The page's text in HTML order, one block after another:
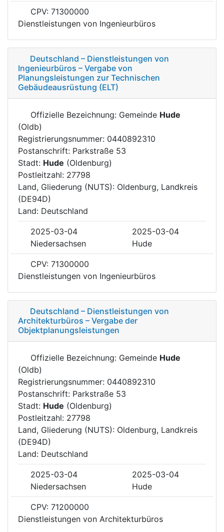
CPV: 71300000
Dienstleistungen von Ingenieurbüros
Deutschland – Dienstleistungen von
Ingenieurbüros – Vergabe von
Planungsleistungen zur Technischen
Gebäudeausrüstung (ELT)
Offizielle Bezeichnung: Gemeinde Hude
(Oldb)
Registrierungsnummer: 0440892310
Postanschrift: Parkstraße 53
Stadt: Hude (Oldenburg)
Postleitzahl: 27798
Land, Gliederung (NUTS): Oldenburg, Landkreis
(DE94D)
Land: Deutschland
2025-03-04
2025-03-04
Niedersachsen
Hude
CPV: 71300000
Dienstleistungen von Ingenieurbüros
Deutschland – Dienstleistungen von
Architekturbüros – Vergabe der
Objektplanungsleistungen
Offizielle Bezeichnung: Gemeinde Hude
(Oldb)
Registrierungsnummer: 0440892310
Postanschrift: Parkstraße 53
Stadt: Hude (Oldenburg)
Postleitzahl: 27798
Land, Gliederung (NUTS): Oldenburg, Landkreis
(DE94D)
Land: Deutschland
2025-03-04
2025-03-04
Niedersachsen
Hude
CPV: 71200000
Dienstleistungen von Architekturbüros